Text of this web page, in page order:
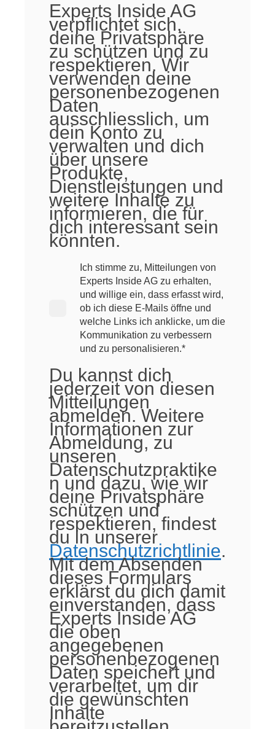
Experts Inside AG
verpflichtet sich,
deine Privatsphäre
zu schützen und zu
respektieren. Wir
verwenden deine
personenbezogenen
Daten
ausschliesslich, um
dein Konto zu
verwalten und dich
über unsere
Produkte,
Dienstleistungen und
weitere Inhalte zu
informieren, die für
dich interessant sein
könnten.
Ich stimme zu, Mitteilungen von
Experts Inside AG zu erhalten,
und willige ein, dass erfasst wird,
ob ich diese E-Mails öffne und
welche Links ich anklicke, um die
Kommunikation zu verbessern
und zu personalisieren.*
Du kannst dich
jederzeit von diesen
Mitteilungen
abmelden. Weitere
Informationen zur
Abmeldung, zu
unseren
Datenschutzpraktike
n und dazu, wie wir
deine Privatsphäre
schützen und
respektieren, findest
du in unserer
Datenschutzrichtlinie.
Mit dem Absenden
dieses Formulars
erklärst du dich damit
einverstanden, dass
Experts Inside AG
die oben
angegebenen
personenbezogenen
Daten speichert und
verarbeitet, um dir
die gewünschten
Inhalte